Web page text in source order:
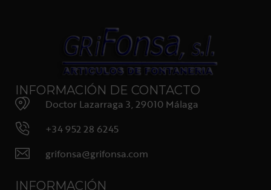
INFORMACIÓN DE CONTACTO
Doctor Lazarraga 3, 29010 Málaga
+34 952 28 6245
grifonsa@grifonsa.com
INFORMACIÓN